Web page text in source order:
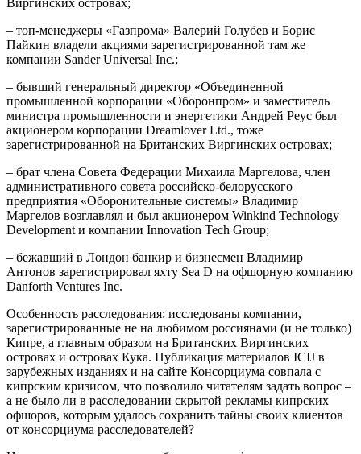
Виргинских островах;
– топ-менеджеры «Газпрома» Валерий Голубев и Борис
Пайкин владели акциями зарегистрированной там же
компании Sander Universal Inc.;
– бывший генеральный директор «Объединенной
промышленной корпорации «Оборонпром» и заместитель
министра промышленности и энергетики Андрей Реус был
акционером корпорации Dreamlover Ltd., тоже
зарегистрированной на Британских Виргинских островах;
– брат члена Совета Федерации Михаила Маргелова, член
административного совета российско-белорусского
предприятия «Оборонительные системы» Владимир
Маргелов возглавлял и был акционером Winkind Technology
Development и компании Innovation Tech Group;
– бежавший в Лондон банкир и бизнесмен Владимир
Антонов зарегистрировал яхту Sea D на офшорную компанию
Danforth Ventures Inc.
Особенность расследования: исследованы компании,
зарегистрированные не на любимом россиянами (и не только)
Кипре, а главным образом на Британских Виргинских
островах и островах Кука. Публикация материалов ICIJ в
зарубежных изданиях и на сайте Консорциума совпала с
кипрским кризисом, что позволило читателям задать вопрос –
а не было ли в расследовании скрытой рекламы кипрских
офшоров, которым удалось сохранить тайны своих клиентов
от консорциума расследователей?